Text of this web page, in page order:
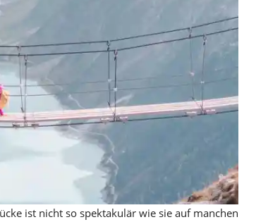
ist nicht so spektakulär wie sie auf manchen